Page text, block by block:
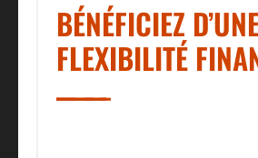
BÉNÉFICIEZ
FLEXIBILITÉ